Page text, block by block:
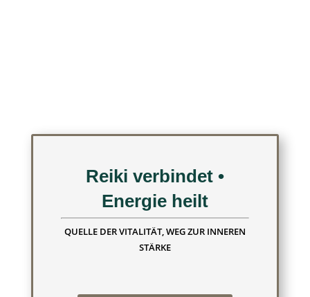
Reiki verbindet •
Energie heilt
QUELLE DER VITALITÄT, WEG ZUR INNEREN
STÄRKE